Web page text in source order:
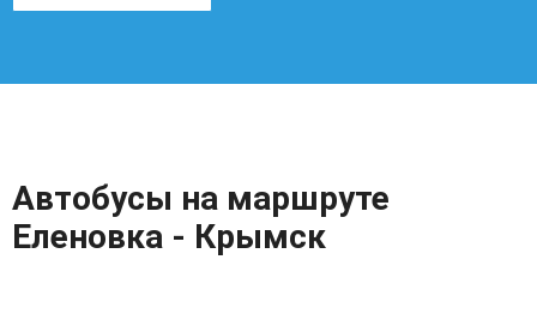
Автобусы на маршруте
Еленовка - Крымск